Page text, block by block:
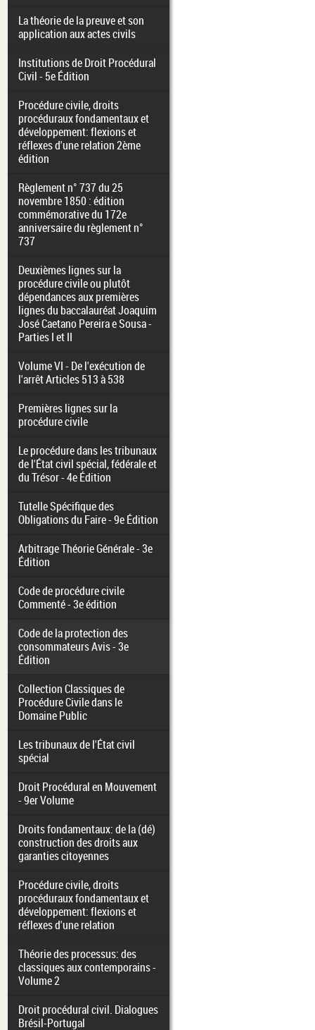
La théorie de la preuve et son
application aux actes civils
Institutions de Droit Procédural
Civil - 5e Édition
Procédure civile, droits
procéduraux fondamentaux et
développement: flexions et
réflexes d'une relation 2ème
édition
Règlement n° 737 du 25
novembre 1850 : édition
commémorative du 172e
anniversaire du règlement n°
737
Deuxièmes lignes sur la
procédure civile ou plutôt
dépendances aux premières
lignes du baccalauréat Joaquim
José Caetano Pereira e Sousa -
Parties I et II
Volume VI - De l'exécution de
l'arrêt Articles 513 à 538
Premières lignes sur la
procédure civile
Le procédure dans les tribunaux
de l'État civil spécial, fédérale et
du Trésor - 4e Édition
Tutelle Spécifique des
Obligations du Faire - 9e Édition
Arbitrage Théorie Générale - 3e
Édition
Code de procédure civile
Commenté - 3e édition
Code de la protection des
consommateurs Avis - 3e
Édition
Collection Classiques de
Procédure Civile dans le
Domaine Public
Les tribunaux de l'État civil
spécial
Droit Procédural en Mouvement
- 9er Volume
Droits fondamentaux: de la (dé)
construction des droits aux
garanties citoyennes
Procédure civile, droits
procéduraux fondamentaux et
développement: flexions et
réflexes d'une relation
Théorie des processus: des
classiques aux contemporains -
Volume 2
Droit procédural civil. Dialogues
Brésil-Portugal